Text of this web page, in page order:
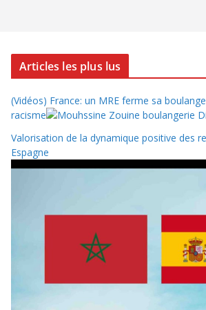
Articles les plus lus
(Vidéos) France: un MRE ferme sa
racisme
Valorisation de la dynamique positive des
Espagne